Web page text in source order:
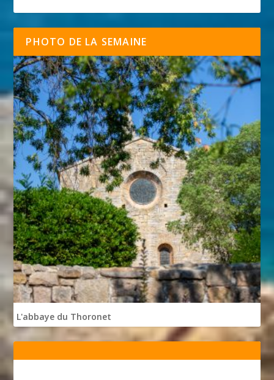
PHOTO DE LA SEMAINE
L'abbaye du Thoronet